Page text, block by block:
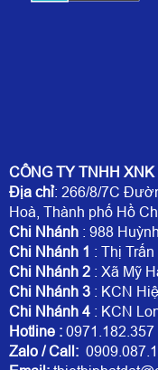
CÔNG TY TNHH
Địa chỉ: 266/8/7C
Hoà, Thành phố Hồ
Chi Nhánh : 988
Chi Nhánh 1 : Thị
Chi Nhánh 2 : Xã Mỹ
Chi Nhánh 3 : KCN
Chi Nhánh 4 : KCN
Hotline : 0971.182.357
Zalo / Call: